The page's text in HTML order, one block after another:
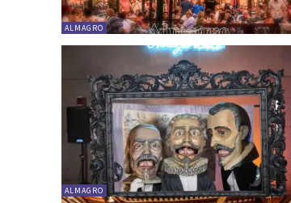
ALMAGRO
ALMAGRO